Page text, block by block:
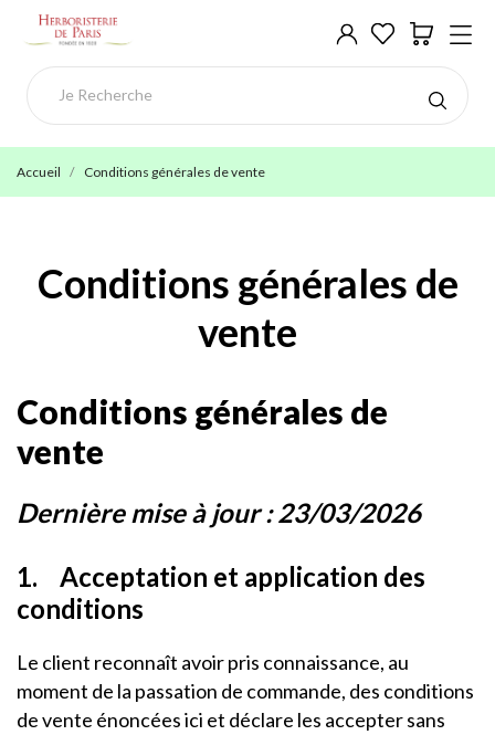
Accueil Conditions générales de vente
Conditions générales de
vente
Conditions générales de
vente
Dernière mise à jour : 23/03/2026
1. Acceptation et application des
conditions
Le client reconnaît avoir pris connaissance, au
moment de la passation de commande, des conditions
de vente énoncées ici et déclare les accepter sans